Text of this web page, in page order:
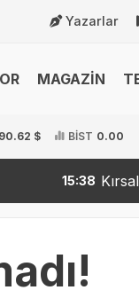
Yazarlar
MAGAZİN
$ BİST 0.00
15:38 Kırsal